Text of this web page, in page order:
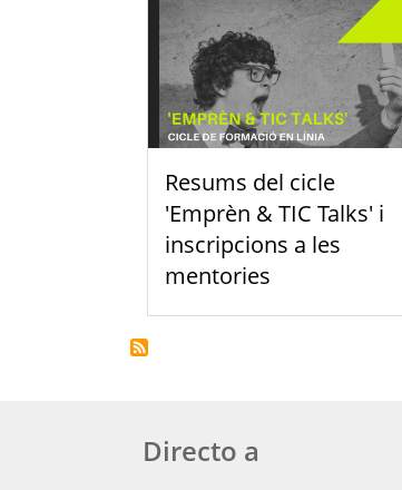
Resums del cicle
'Emprèn & TIC Talks' i
inscripcions a les
mentories
Directo a